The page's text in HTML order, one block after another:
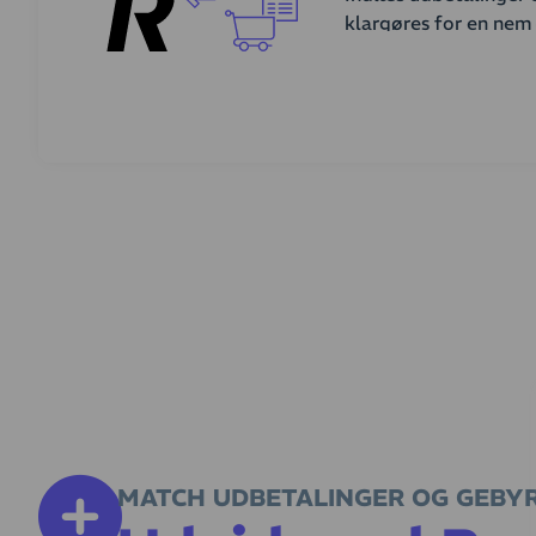
klargøres for en
PayMatch indlæser
MATCH UDBETALINGER OG